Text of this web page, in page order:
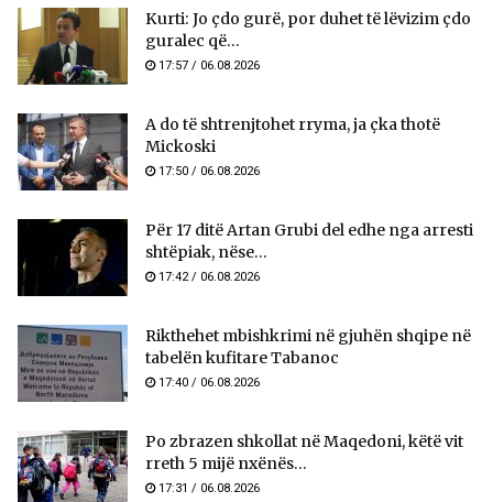
Kurti: Jo çdo gurë, por duhet të lëvizim çdo
guralec që...
17:57 / 06.08.2026
A do të shtrenjtohet rryma, ja çka thotë
Mickoski
17:50 / 06.08.2026
Për 17 ditë Artan Grubi del edhe nga arresti
shtëpiak, nëse...
17:42 / 06.08.2026
Rikthehet mbishkrimi në gjuhën shqipe në
tabelën kufitare Tabanoc
17:40 / 06.08.2026
Po zbrazen shkollat në Maqedoni, këtë vit
rreth 5 mijë nxënës...
17:31 / 06.08.2026